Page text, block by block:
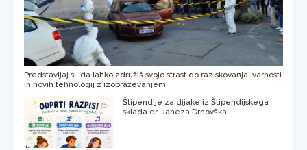
Predstavljaj si, da lahko združiš svojo strast do raziskovanja, varnosti
in novih tehnologij z izobraževanjem
Štipendije za dijake iz Štipendijskega
sklada dr. Janeza Drnovška